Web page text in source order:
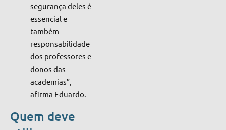
segurança deles é
essencial e
também
responsabilidade
dos professores e
donos das
academias”,
afirma Eduardo.
Quem deve